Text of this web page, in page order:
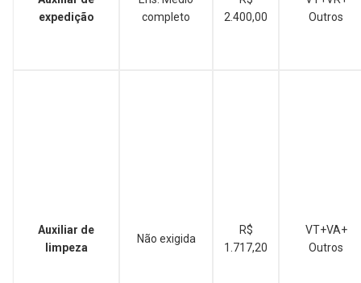
expedição
completo
2.400,00
Outros
Auxiliar de
limpeza
Não exigida
R$
1.717,20
VT+VA+
Outros